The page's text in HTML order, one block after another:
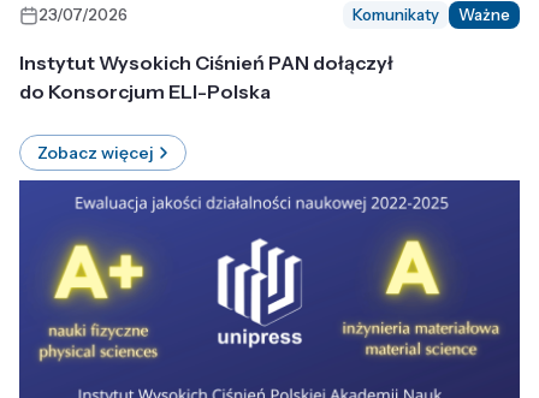
23/07/2026 Komunikaty Ważne
Instytut Wysokich Ciśnień PAN dołączył
do Konsorcjum ELI-Polska
Zobacz więcej